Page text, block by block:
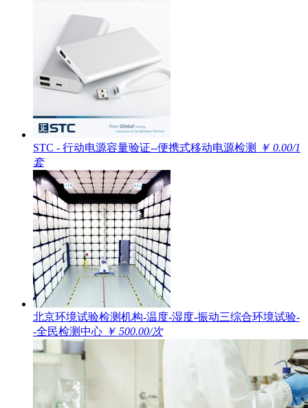
STC - 行动电源容量验证--便携式移动电源检测
￥ 0.00/1
套
北京环境试验检测机构-温度-湿度-振动三综合环境试验-
-全民检测中心 ￥ 500.00/次